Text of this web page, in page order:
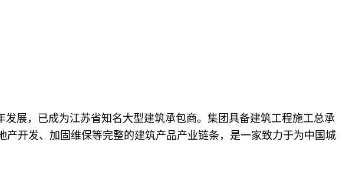
展，已成为江苏省知名大型建筑承包商。集团具备建筑工程施工总承
开发、加固维保等完整的建筑产品产业链条，是一家致力于为中国城